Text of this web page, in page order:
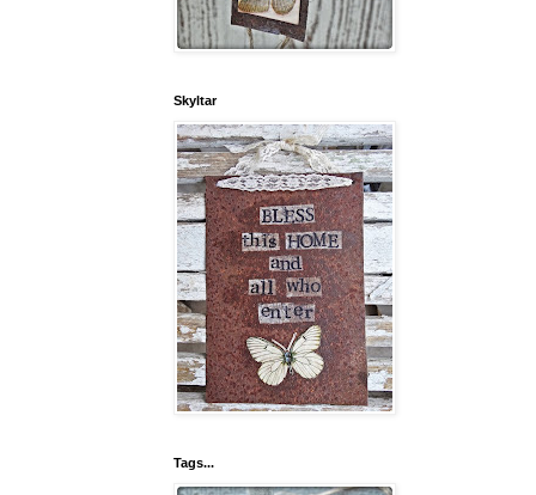
Skyltar
Tags...